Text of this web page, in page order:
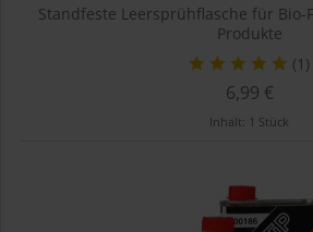
Standfeste Leersprühflasche für Bio-
Produkte
(1)
6,99 €
Inhalt: 1 Stück